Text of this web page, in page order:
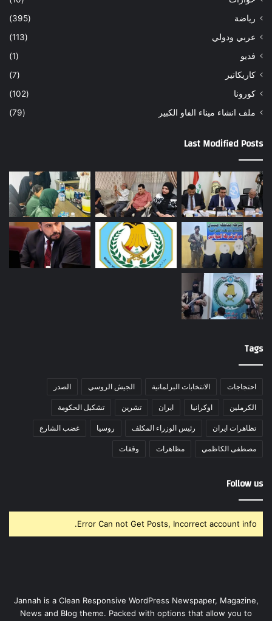
رياضة
(395)
عربي ودولي
(113)
فديو
(1)
كاريكاتير
(7)
كورونا
(102)
ملف انشاء ميناء الفاو الكبير
(79)
Last Modified Posts
Tags
احتجاجات الانتخابات البرلمانية الجيش الروسي الصدر
الكرملين اوكرانيا ايران تشرين تشكيل الحكومة
تظاهرات ايران رئيس الوزراء المكلف روسيا غضب الشارع
مصطفى الكاظمي مظاهرات وقفات
Follow us
Error Can not Get Posts, Incorrect account info.
Jannah is a Clean Responsive WordPress Newspaper, Magazine,
News and Blog theme. Packed with options that allow you to